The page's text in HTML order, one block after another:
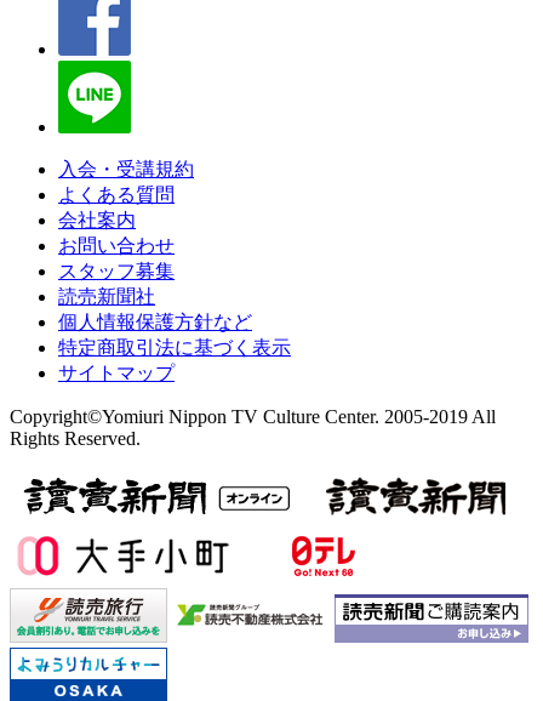
入会・受講規約
よくある質問
会社案内
お問い合わせ
スタッフ募集
読売新聞社
個人情報保護方針など
特定商取引法に基づく表示
サイトマップ
Copyright©Yomiuri Nippon TV Culture Center. 2005-2019 All
Rights Reserved.